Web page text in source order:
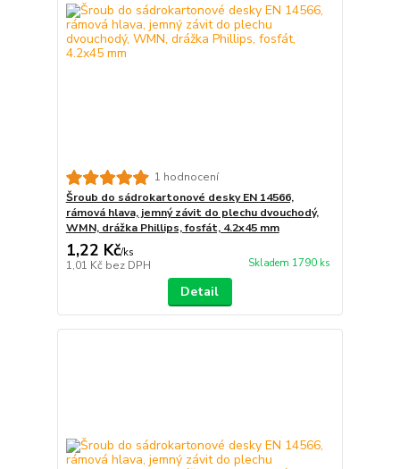
1 hodnocení
Šroub do sádrokartonové desky EN 14566,
rámová hlava, jemný závit do plechu dvouchodý,
WMN, drážka Phillips, fosfát, 4.2x45 mm
1,22 Kč/ks
1,01 Kč bez DPH Skladem 1790 ks
Detail